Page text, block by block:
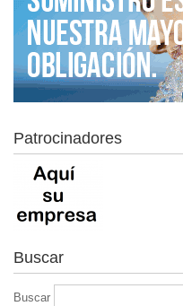
Patrocinadores
Buscar
Buscar